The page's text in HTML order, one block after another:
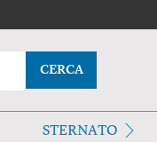
CERCA
STERNATO